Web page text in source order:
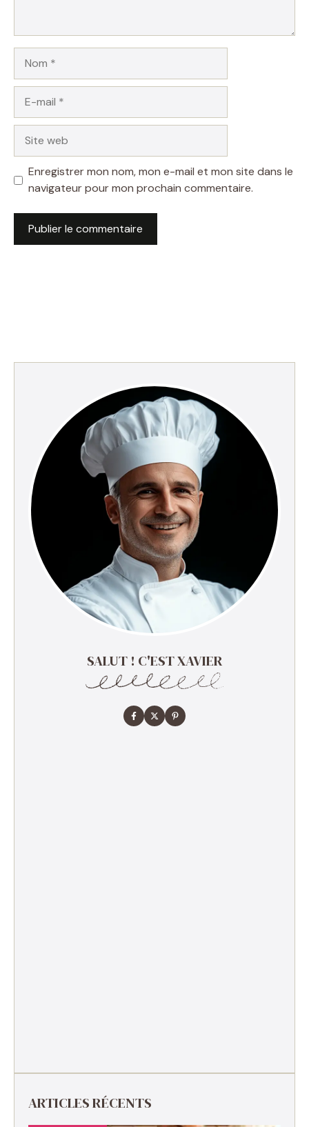
mail
web
Enregistrer mon nom, mon e-mail et mon site dans le
navigateur pour mon prochain commentaire.
SALUT ! C'EST XAVIER
ARTICLES RÉCENTS